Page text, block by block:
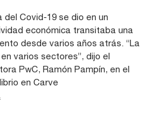
del Covid-19 se dio en un
económica transitaba una
desde varios años atrás. “La
varios sectores”, dijo el
PwC, Ramón Pampín, en el
en Carve